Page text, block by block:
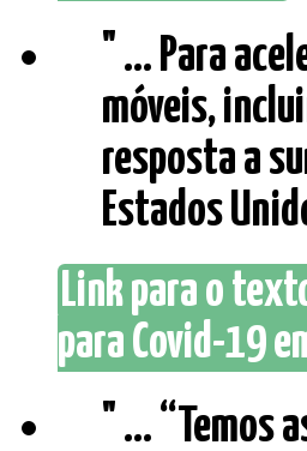
" ... Para
móveis,
resposta a
Estados
Link para o
para Covid-19
" ... “Temos